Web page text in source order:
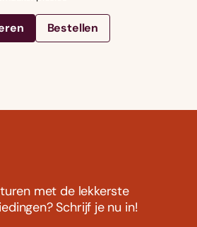
Bestellen
met de lekkerste
Schrijf je nu in!